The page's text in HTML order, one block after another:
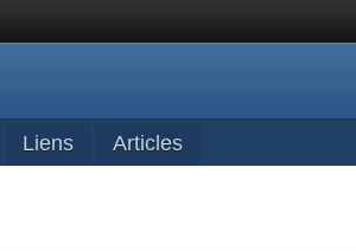
Liens Articles